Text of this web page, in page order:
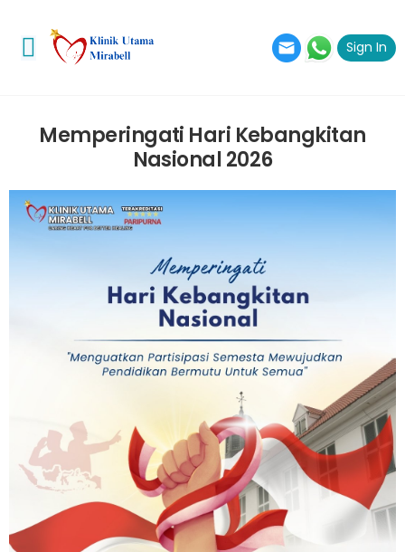
Toggle mobile menu Sign In
Memperingati Hari Kebangkitan
Nasional 2026